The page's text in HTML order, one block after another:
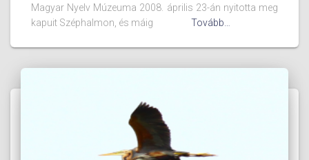
Magyar Nyelv Múzeuma 2008. április 23-án nyitotta meg
kapuit Széphalmon, és máig
Tovább…